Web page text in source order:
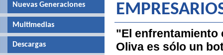
"El enfrentamiento
Oliva es sólo un
Nuevas Generaciones
Multimedias
Descargas